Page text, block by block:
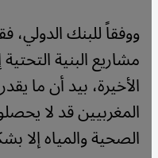
ووفقاً للبنك الدولي،
مشاريع البنية
المغربيين قد لا
الصحية والمياه إلا